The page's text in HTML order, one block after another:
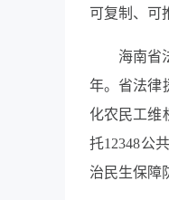
可复制、可
海南省
年。省法律
化农民工维
托12348公
治民生保障